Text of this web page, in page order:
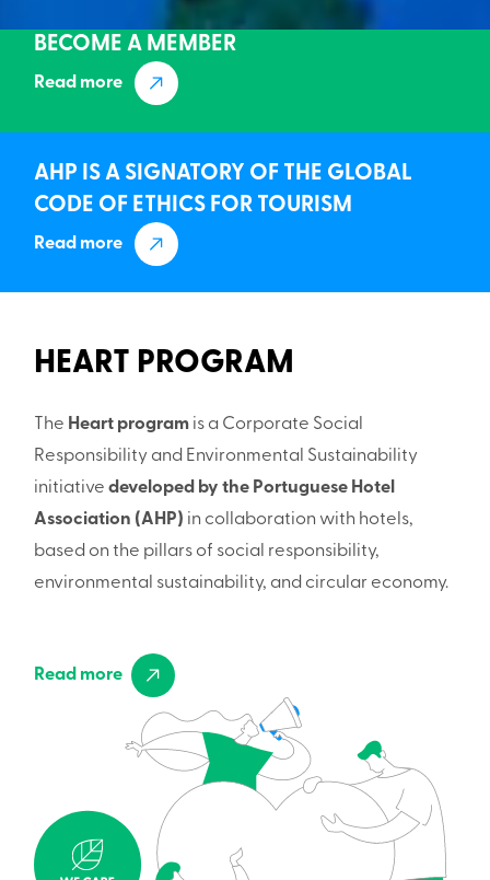
BECOME A MEMBER
Read more
AHP IS A SIGNATORY OF THE GLOBAL
CODE OF ETHICS FOR TOURISM
Read more
HEART PROGRAM
The Heart programis a Corporate Social
Responsibility and Environmental Sustainability
initiative developed by the Portuguese Hotel
Association (AHP) in collaboration with hotels,
based on the pillars of social responsibility,
environmental sustainability, and circular economy.
Read more